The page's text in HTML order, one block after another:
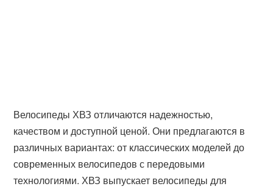
Велосипеды ХВЗ отличаются надежностью,
качеством и доступной ценой. Они предлагаются в
различных вариантах: от классических моделей до
современных велосипедов с передовыми
технологиями. ХВЗ выпускает велосипеды для